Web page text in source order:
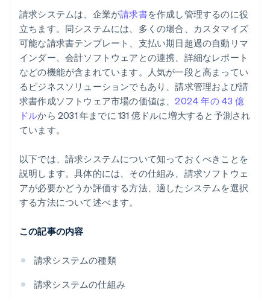
モバイル請求アプリ
支払いの照合
レポートと分析
システム連携
レポートと分析
手作業によるエラーおよび法令遵守
拡張性と成長
コストと料金体系
セキュリティと法令遵守機能
拡張性
カスタマーサポートとユーザー登録
業界固有の要件
請求システムは、企業が請求書を作成し管理するのに役
立ちます。同システムには、多くの場合、カスタマイズ
可能な請求書テンプレート、支払い期日超過の自動リマ
インダー、会計ソフトウェアとの連携、詳細なレポート
などの機能が含まれています。人気が一段と高まってい
るビジネスソリューションでもあり、請求管理および請
求書作成ソフトウェア市場の価値は、2024 年の 43 億
ドルから 2031 年までに 131 億ドルに増大すると予測され
ています。
以下では、請求システムについて知っておくべきことを
説明します。具体的には、その仕組み、請求ソフトウェ
アが必要かどうか評価する方法、適したシステムを選択
する方法について述べます。
この記事の内容
請求システムの種類
請求システムの仕組み